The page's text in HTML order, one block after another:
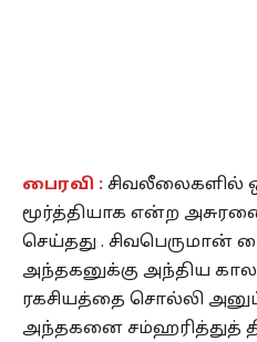
பைரவி : சிவலீலைகளில்
மூர்த்தியாக என்ற
செய்தது . சிவபெருமான்
அந்தகனுக்கு அந்திய
ரகசியத்தை சொல்லி
அந்தகனை சம்ஹரித்துத்